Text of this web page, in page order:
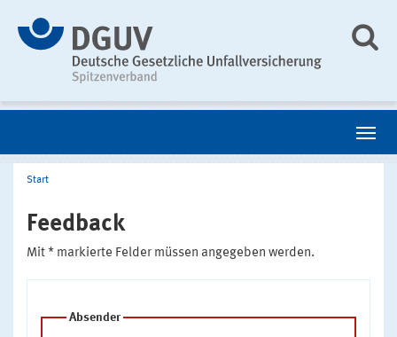
Start
Feedback
Mit * markierte Felder müssen angegeben werden.
Absender